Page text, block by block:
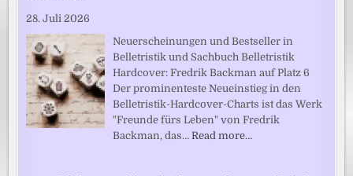
28. Juli 2026
Neuerscheinungen und Bestseller in
Belletristik und Sachbuch Belletristik
Hardcover: Fredrik Backman auf Platz 6
Der prominenteste Neueinstieg in den
Belletristik-Hardcover-Charts ist das Werk
"Freunde fürs Leben" von Fredrik
Backman, das…Read more…